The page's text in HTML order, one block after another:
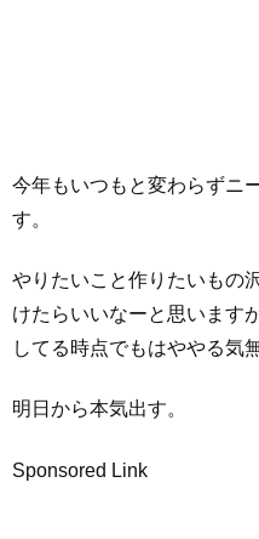
今年もいつもと変わらずニ
す。
やりたいこと作りたいもの
けたらいいなーと思います
してる時点でもはややる気
明日から本気出す。
Sponsored Link